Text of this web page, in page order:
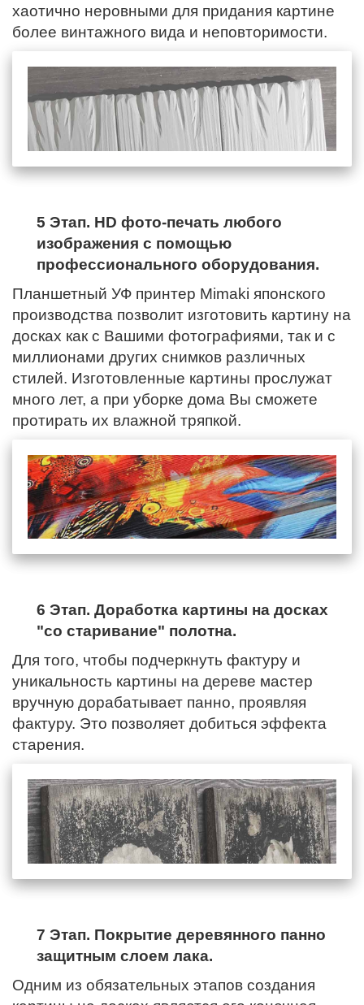
хаотично неровными для придания картине
более винтажного вида и неповторимости.
5 Этап. HD фото-печать любого
изображения с помощью
профессионального оборудования.
Планшетный УФ принтер Mimaki японского
производства позволит изготовить картину на
досках как с Вашими фотографиями, так и с
миллионами других снимков различных
стилей. Изготовленные картины прослужат
много лет, а при уборке дома Вы сможете
протирать их влажной тряпкой.
6 Этап. Доработка картины на досках
"со старивание" полотна.
Для того, чтобы подчеркнуть фактуру и
уникальность картины на дереве мастер
вручную дорабатывает панно, проявляя
фактуру. Это позволяет добиться эффекта
старения.
7 Этап. Покрытие деревянного панно
защитным слоем лака.
Одним из обязательных этапов создания